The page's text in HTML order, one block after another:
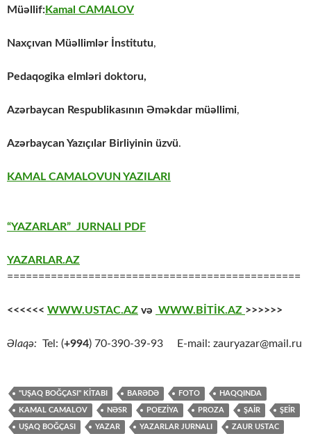
Müəllif:Kamal CAMALOV
Naxçıvan Müəllimlər İnstitutu,
Pedaqogika elmləri doktoru,
Azərbaycan Respublikasının Əməkdar müəllimi,
Azərbaycan Yazıçılar Birliyinin üzvü.
KAMAL CAMALOVUN YAZILARI
“YAZARLAR” JURNALI PDF
YAZARLAR.AZ
===============================================
<<<<<< WWW.USTAC.AZ və WWW.BİTİK.AZ >>>>>>
Əlaqə: Tel: (+994) 70-390-39-93 E-mail: zauryazar@mail.ru
"UŞAQ BOĞÇASI" KİTABI BARƏDƏ FOTO HAQQINDA
KAMAL CAMALOV NƏSR POEZİYA PROZA ŞAİR ŞEİR
UŞAQ BOĞÇASI YAZAR YAZARLAR JURNALI ZAUR USTAC